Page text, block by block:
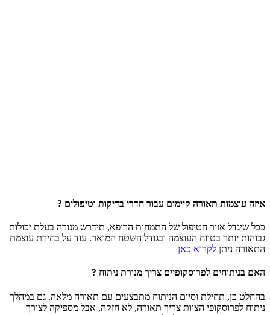
איזה עוצמות תאורה קיימים עבור חדרי בדיקות וטיפולים ?
ככל שיגדל אזור הטיפול של התמחות הרופא, תידרש מנורה בעלת יכולות
גבוהות יותר בטווח העוצמה ובגודל השטח המואר. עוד על בחירת עוצמת
התאורה ניתן לקרוא כאן
האם בניתוחים לפרוסקופיים צריך מנורת ניתוח ?
בהחלט כן, תחילת וסיום הניתוח מתבצעים עם תאורה מלאה. גם במהלך
ניתוח לפרוסקופי הצוות צריך תאורה, לא חזקה, אבל מספיקה לצורך